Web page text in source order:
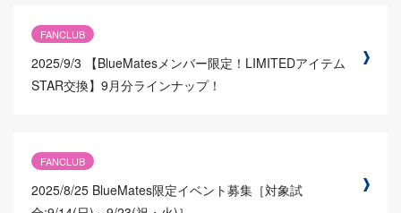
FANCLUB
2025/9/3
【BlueMatesメンバー限定！LIMITEDアイテム
STAR交換】9月分ラインナップ！
FANCLUB
2025/8/25 BlueMates限定イベント募集［対象試